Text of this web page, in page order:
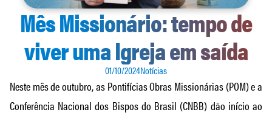
Mês Missionário: tempo de
viver uma Igreja em saída
01/10/2024Notícias
Neste mês de outubro, as Pontifícias Obras Missionárias (POM) e a
Conferência Nacional dos Bispos do Brasil (CNBB) dão início ao